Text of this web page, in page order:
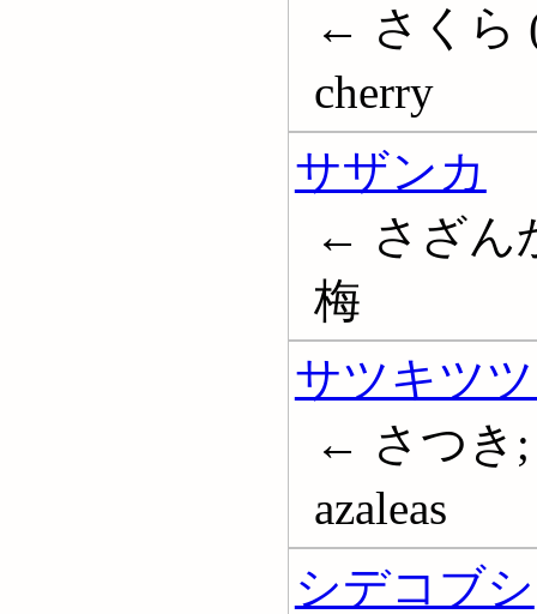
← さくら (
cherry
サザンカ
← さざん
梅
サツキツ
← さつき;
azaleas
シデコブシ